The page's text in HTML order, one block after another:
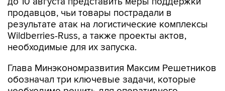
результате атак на логистические комплексы
Wildberries-Russ, а также проекты актов,
необходимые для их запуска.
Глава Минэкономразвития Максим Решетников
необходимо решить для оперативного
возобновления и обеспечения стабильной